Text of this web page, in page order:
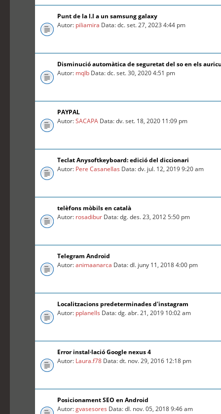
Punt de la l.l a un samsung galaxy
Autor: piliamira Data: dc. set. 27, 2023 4:44 pm
Disminució automàtica de seguretat del so en els
Autor: mqlb Data: dc. set. 30, 2020 4:51 pm
PAYPAL
Autor:SACAPA Data: dv. set. 18, 2020 11:09 pm
Teclat Anysoftkeyboard: edició del diccionari
Autor: Pere Casanellas Data: dv. jul. 12, 2019 9:20 am
telèfons mòbils en català
Autor: rosadibur Data: dg. des. 23, 2012 5:50 pm
Telegram Android
Autor:animaanarca Data: dl. juny 11, 2018 4:00 pm
Localitzacions predeterminades d'instagram
Autor: pplanells Data: dg. abr. 21, 2019 10:02 am
Error instal·lació Google nexus 4
Autor: Laura.f78 Data: dt. nov. 29, 2016 12:18 pm
Posicionament SEO en Android
Autor:gvasesores Data: dl. nov. 05, 2018 9:46 am